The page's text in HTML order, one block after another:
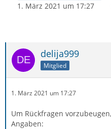
1. März 2021 um 17:27
delija999
Mitglied
1. März 2021 um 17:27
Um Rückfragen
Angaben: